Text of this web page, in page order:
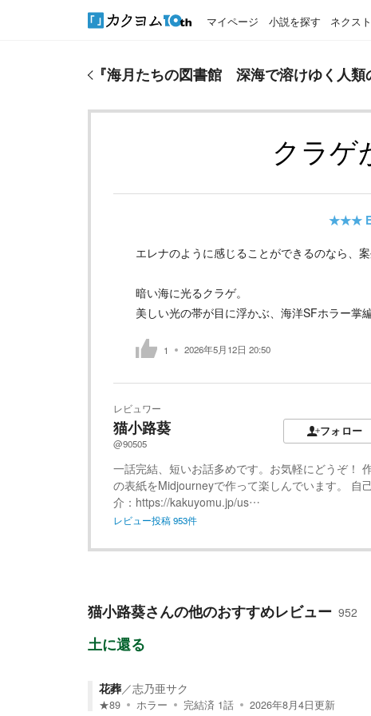
マイページ 小説を探す ネクスト
『海月たちの図書館 深海で溶けゆく人類
クラゲ
★★★
エレナのように感じることができるのなら、
暗い海に光るクラゲ。
美しい光の帯が目に浮かぶ、海洋SFホラー掌編
1 2026年5月12日 20:50
レビュワー
猫小路葵
@90505
フォロー
一話完結、短いお話多めです。お気軽にどうぞ！
の表紙をMidjourneyで作って楽しんでいます。 自
介：https://kakuyomu.jp/us…
レビュー投稿953件
猫小路葵さんの他のおすすめレビュー 952
土に還る
花葬／志乃亜サク
★89 ホラー 完結済 1話 2026年8月4日更新